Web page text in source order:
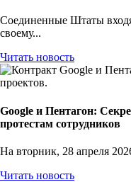
Соединенные Штаты
своему...
Читать новость
Google и Пентагон:
протестам сотрудников
На вторник, 28 апреля
Читать новость